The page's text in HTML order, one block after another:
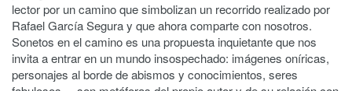
lector por un camino que simbolizan un recorrido realizado por
Rafael García Segura y que ahora comparte con nosotros.
Sonetos en el camino es una propuesta inquietante que nos
invita a entrar en un mundo insospechado: imágenes oníricas,
personajes al borde de abismos y conocimientos, seres